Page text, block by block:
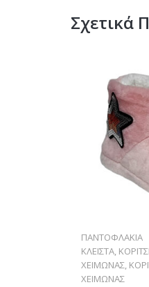
Σχετικά
ΠΑΝΤΟΦΛΑΚΙΑ
ΚΛΕΙΣΤΑ,
ΧΕΙΜΩΝΑΣ,
ΧΕΙΜΩΝΑΣ